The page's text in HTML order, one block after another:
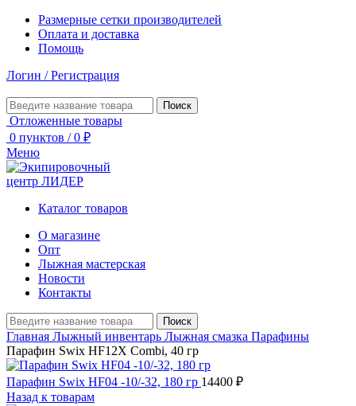
Размерные сетки производителей
Оплата и доставка
Помощь
Логин / Регистрация
Поиск
Отложенные товары
0 пунктов / 0 ₽
Меню
Каталог товаров
О магазине
Опт
Лыжная мастерская
Новости
Контакты
Поиск
Главная Лыжный инвентарь Лыжная смазка Парафины
Парафин Swix HF12X Combi, 40 гр
Парафин Swix HF04 -10/-32, 180 гр 14400 ₽
Назад к товарам